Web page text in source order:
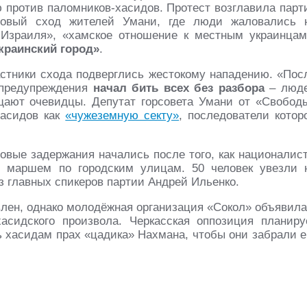
паломников-хасидов. Протест возглавила
сход жителей Умани, где люди жаловались
«хамское отношение к местным
город».
схода подверглись жестокому нападению.
начал бить всех без разбора–
очевидцы. Депутат горсовета Умани от
как«чужеземную секту», последователи
задержания начались после того, как
маршем по городским улицам. 50 человек увезли
спикеров партии Андрей Ильенко.
однако молодёжная организация «Сокол»
произвола. Черкасская оппозиция
прах «цадика» Нахмана, чтобы они забрали